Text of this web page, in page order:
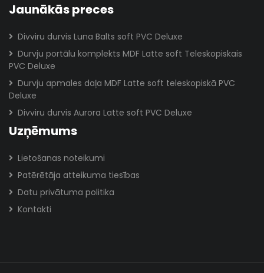
Jaunākās preces
Divviru durvis Luna Balts soft PVC Deluxe
Durvju portālu komplekts MDF Latte soft Teleskopiskais
PVC Deluxe
Durvju apmales daļa MDF Latte soft teleskopiskā PVC
Deluxe
Divviru durvis Aurora Latte soft PVC Deluxe
Uzņēmums
Lietošanas noteikumi
Patērētāja atteikuma tiesības
Datu privātuma politika
Kontakti